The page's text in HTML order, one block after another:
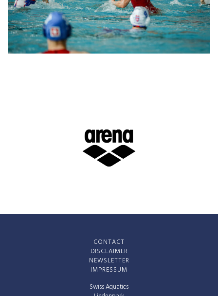
Swiss Aquatics
CONTACT
DISCLAIMER
NEWSLETTER
IMPRESSUM